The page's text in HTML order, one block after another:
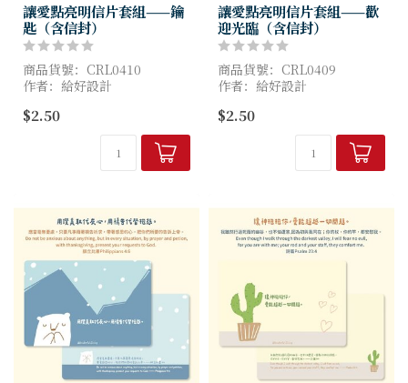
讓愛點亮明信片套組——鑰
匙（含信封）
商品貨號：CRL0410
作者：給好設計
$2.50
讓愛點亮明信片套組——歡
迎光臨（含信封）
商品貨號：CRL0409
作者：給好設計
$2.50